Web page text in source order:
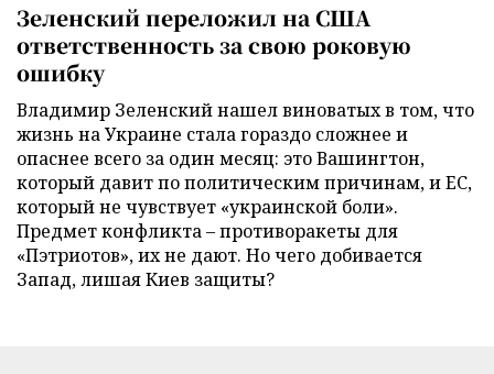
Зеленский переложил на США
ответственность за свою роковую
ошибку
Владимир Зеленский нашел виноватых в том, что
жизнь на Украине стала гораздо сложнее и
опаснее всего за один месяц: это Вашингтон,
который давит по политическим причинам, и ЕС,
который не чувствует «украинской боли».
Предмет конфликта – противоракеты для
«Пэтриотов», их не дают. Но чего добивается
Запад, лишая Киев защиты?